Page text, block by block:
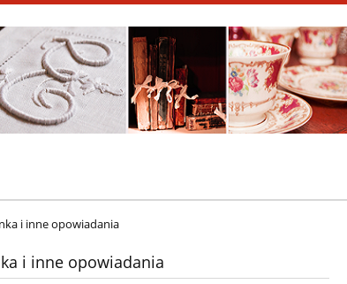
i inne opowiadania
i inne opowiadania